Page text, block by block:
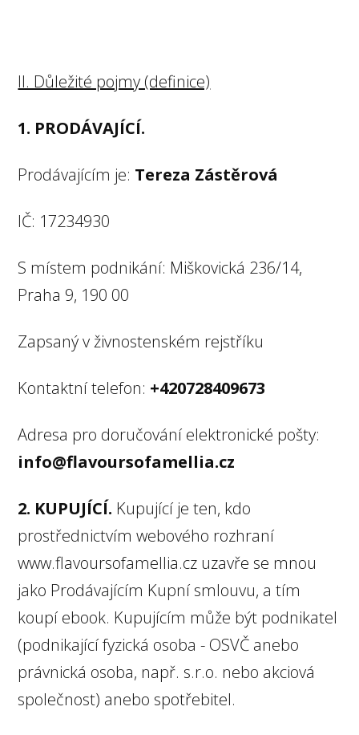
II. Důležité pojmy (definice)
1. PRODÁVAJÍCÍ.
Prodávajícím je: Tereza Zástěrová
IČ: 17234930
S místem podnikání: Miškovická 236/14,
Praha 9, 190 00
Zapsaný v živnostenském rejstříku
Kontaktní telefon: +420728409673
Adresa pro doručování elektronické pošty:
info@flavoursofamellia.cz
2. KUPUJÍCÍ. Kupující je ten, kdo
prostřednictvím webového rozhraní
www.flavoursofamellia.cz uzavře se mnou
jako Prodávajícím Kupní smlouvu, a tím
koupí ebook. Kupujícím může být podnikatel
(podnikající fyzická osoba - OSVČ anebo
právnická osoba, např. s.r.o. nebo akciová
společnost) anebo spotřebitel.